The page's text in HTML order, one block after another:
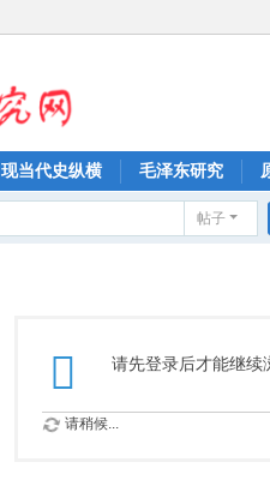
现当代史纵横 毛泽东研究
帖子
请先登录后才能继续
请稍候...